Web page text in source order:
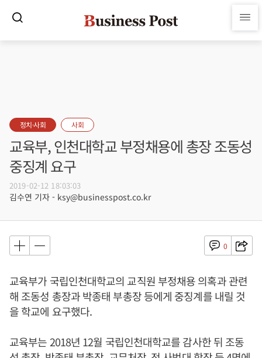
정치·사회 사회
교육부, 인천대학교 부정채용에 총장 조동성
중징계 요구
2019-02-12 18:03:03
김수연 기자 - ksy@businesspost.co.kr
0
교육부가 국립인천대학교의 교직원 부정채용 의혹과 관련
해 조동성 총장과 박종태 부총장 등에게 중징계를 내릴 것
을 학교에 요구했다.
교육부는 2018년 12월 국립인천대학교를 감사한 뒤 조동